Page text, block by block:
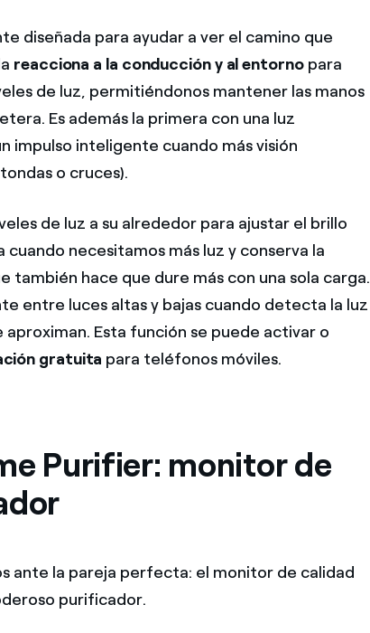
diseñada para ayudar a ver el camino que
reacciona a la conducción y al entornopara
de luz, permitiéndonos mantener las manos
Es además la primera con una luz
impulso inteligente cuando más visión
o cruces).
de luz a su alrededor para ajustar el brillo
cuando necesitamos más luz y conserva la
también hace que dure más con una sola carga.
entre luces altas y bajas cuando detecta la luz
aproximan. Esta función se puede activar o
gratuita para teléfonos móviles.
Purifier: monitor de
ante la pareja perfecta: el monitor de calidad
purificador.